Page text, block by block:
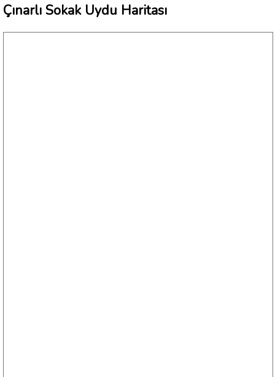
Çınarlı Sokak Uydu Haritası